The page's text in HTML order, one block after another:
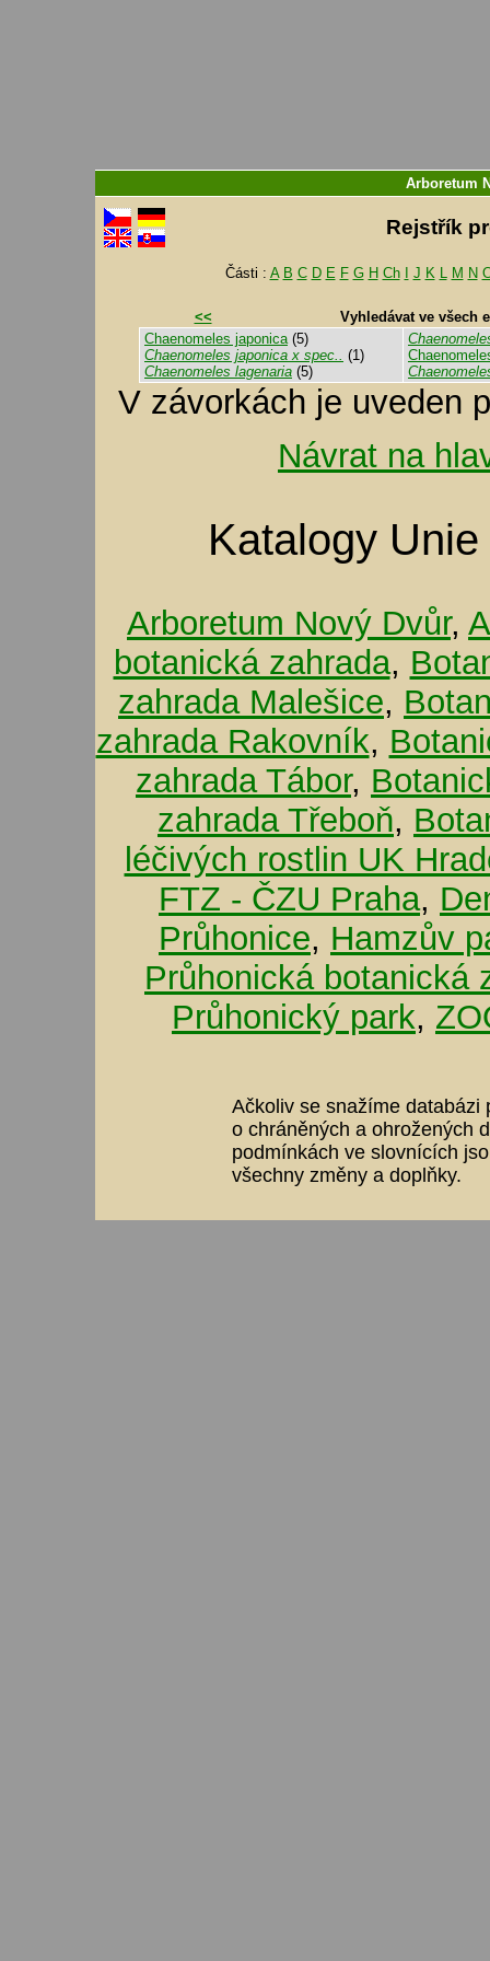
Arboretum
Rejstřík
Části : A B C D E F G H Ch J K L M N
<<
Vyhledávat ve všech
Chaenomeles japonica(5)
Chaenomeles japonica x spec.. (1)
Chaenomeles lagenaria (5)
V závorkách je uveden
Návrat na
Katalogy
Arboretum Nový Dvůr,
botanická zahrada,
zahrada Malešice,
zahrada Rakovník,
zahrada Tábor,
zahrada Třeboň,
léčivých rostlin UK
FTZ - ČZU Praha,
Průhonice, Hamzův
Průhonická botanická
Průhonický park,
Ačkoliv se snažíme databázi
o chráněných a ohrožených
podmínkách ve slovnících
všechny změny a doplňky.